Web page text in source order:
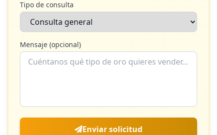
Tipo de consulta
Mensaje (opcional)
Enviar solicitud